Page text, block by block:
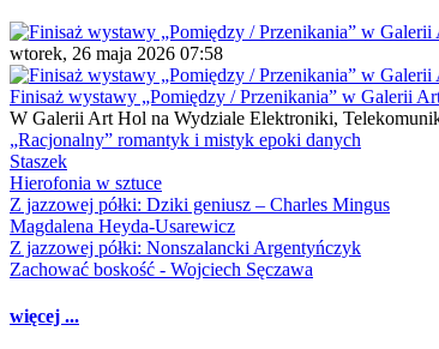
wtorek, 26 maja 2026 07:58
Finisaż wystawy „Pomiędzy / Przenikania” w Galerii
W Galerii Art Hol na Wydziale Elektroniki,
„Racjonalny” romantyk i mistyk epoki danych
Staszek
Hierofonia w sztuce
Z jazzowej półki: Dziki geniusz – Charles Mingus
Magdalena Heyda-Usarewicz
Z jazzowej półki: Nonszalancki Argentyńczyk
Zachować boskość - Wojciech Sęczawa
więcej ...